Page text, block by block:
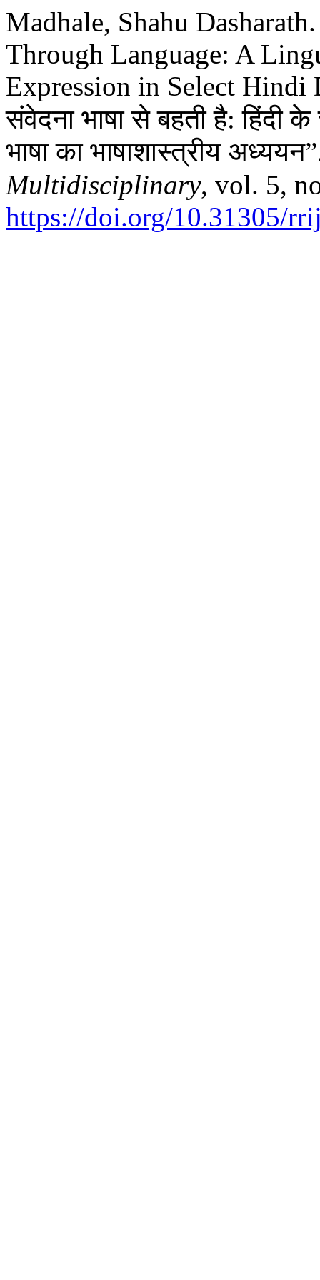
Madhale, Shahu
Through Language: A
Expression in Select Hindi
संवेदना भाषा से बहती है: हिंदी
भाषा का भाषाशास्त्रीय
Multidisciplinary, vol. 5,
https://doi.org/10.31305/